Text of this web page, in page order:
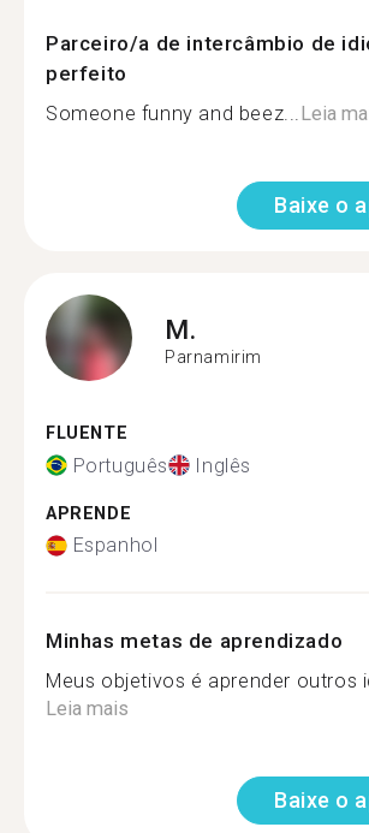
Parceiro/a de intercâmbio de
perfeito
Someone funny and beez...Leia
Baixe o
M.
Parnamirim
FLUENTE
Português Inglês
APRENDE
Espanhol
Minhas metas de aprendizado
Meus objetivos é aprender outros
Leia mais
Baixe o